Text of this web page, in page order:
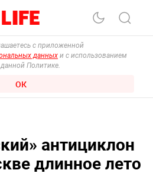
с приложенной
данных и с использованием
Политике.
ОК
антициклон
длинное лето